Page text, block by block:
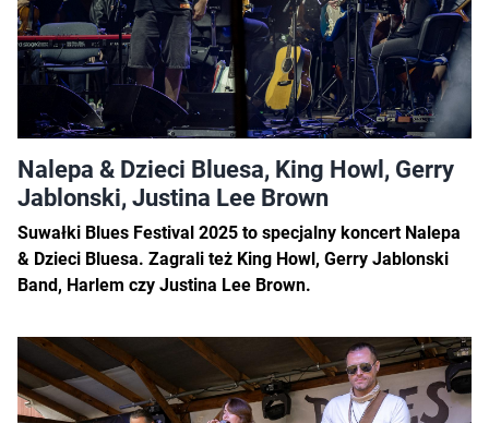
Nalepa & Dzieci Bluesa, King Howl, Gerry
Jablonski, Justina Lee Brown
Suwałki Blues Festival 2025 to specjalny koncert Nalepa
& Dzieci Bluesa. Zagrali też King Howl, Gerry Jablonski
Band, Harlem czy Justina Lee Brown.